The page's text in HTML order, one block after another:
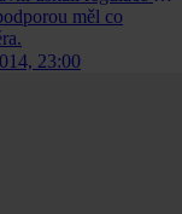
měl co
23:00